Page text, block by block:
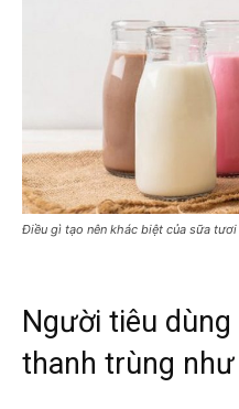
Điều gì tạo nên khác biệt của sữa
Người tiêu
thanh trùng như